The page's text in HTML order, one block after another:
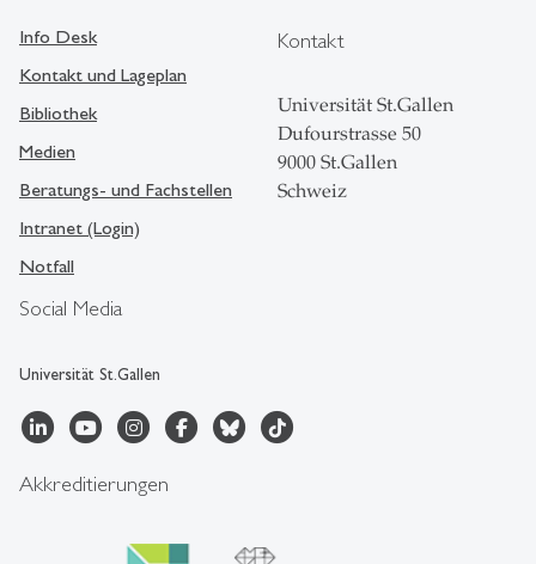
Social Media
Universität St.Gallen
Info Desk
Kontakt und Lageplan
Bibliothek
Medien
Beratungs- und Fachstellen
Intranet (Login)
Notfall
Kontakt
Universität St.Gallen
Dufourstrasse 50
9000 St.Gallen
Schweiz
Akkreditierungen